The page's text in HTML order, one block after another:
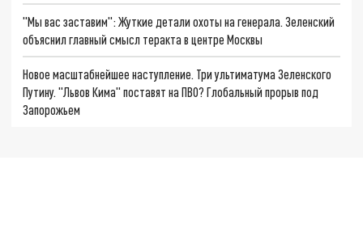
"Мы вас заставим": Жуткие детали охоты на генерала. Зеленский
объяснил главный смысл теракта в центре Москвы
Новое масштабнейшее наступление. Три ультиматума Зеленского
Путину. "Львов Кима" поставят на ПВО? Глобальный прорыв под
Запорожьем